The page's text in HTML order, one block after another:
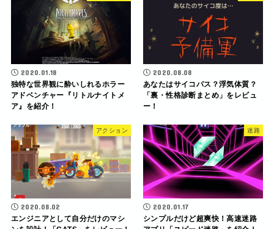
2020.01.18
独特な世界観に酔いしれるホラー
アドベンチャー『リトルナイトメ
ア』を紹介！
2020.08.08
あなたはサイコパス？浮気体質？
「裏・性格診断まとめ」をレビュ
ー！
アクション
2020.08.02
エンジニアとして自分だけのマシ
迷路
2020.01.17
シンプルだけど超爽快！高速迷路